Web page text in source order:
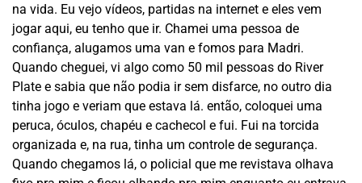
na vida. Eu vejo vídeos, partidas na internet e eles vem
jogar aqui, eu tenho que ir. Chamei uma pessoa de
confiança, alugamos uma van e fomos para Madri.
Quando cheguei, vi algo como 50 mil pessoas do River
Plate e sabia que não podia ir sem disfarce, no outro dia
tinha jogo e veriam que estava lá. então, coloquei uma
peruca, óculos, chapéu e cachecol e fui. Fui na torcida
organizada e, na rua, tinha um controle de segurança.
Quando chegamos lá, o policial que me revistava olhava